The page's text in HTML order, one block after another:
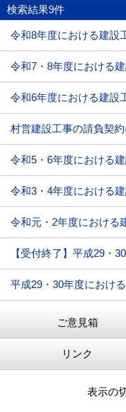
検索結果9件
村営建設工事の請負契
ご意見箱
リンク
表示の